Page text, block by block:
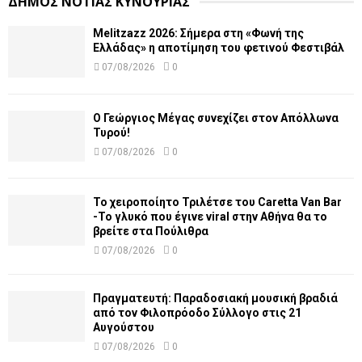
Melitzazz 2026: Σήμερα στη «Φωνή της
Ελλάδας» η αποτίμηση του φετινού Φεστιβάλ
07/08/2026 0
Ο Γεώργιος Μέγας συνεχίζει στον Απόλλωνα
Τυρού!
07/08/2026 0
Το χειροποίητο Τριλέτσε του Caretta Van Bar
-Το γλυκό που έγινε viral στην Αθήνα θα το
βρείτε στα Πούλιθρα
07/08/2026 0
Πραγματευτή: Παραδοσιακή μουσική βραδιά
από τον Φιλοπρόοδο Σύλλογο στις 21
Αυγούστου
07/08/2026 0